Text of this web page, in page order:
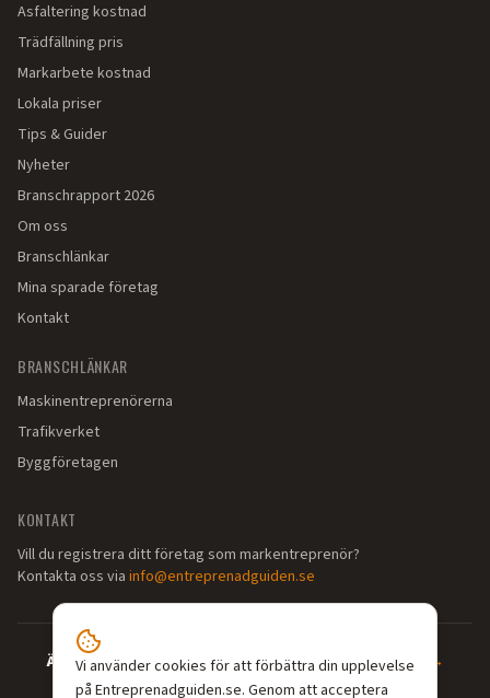
Asfaltering kostnad
Trädfällning pris
Markarbete kostnad
Lokala priser
Tips & Guider
Nyheter
Branschrapport 2026
Om oss
Branschlänkar
Mina sparade företag
Kontakt
BRANSCHLÄNKAR
Maskinentreprenörerna
Trafikverket
Byggföretagen
KONTAKT
Vill du registrera ditt företag som markentreprenör?
Kontakta oss via info@entreprenadguiden.se
Är du markentreprenör?—Syns där dina kunder söker →
Vi använder cookies för att förbättra din upplevelse
på Entreprenadguiden.se. Genom att acceptera